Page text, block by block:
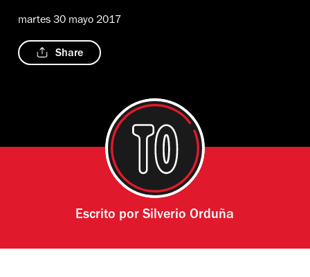
martes 30 mayo 2017
Share
Escrito porSilverio Orduña